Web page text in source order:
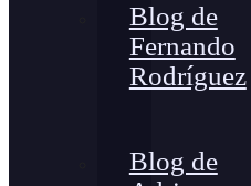
Blog de
Fernando
Rodríguez
Blog de